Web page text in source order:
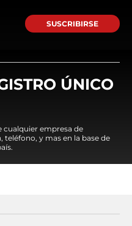
SUSCRIBIRSE
ÚNICO
cualquier empresa de
y mas en la base de